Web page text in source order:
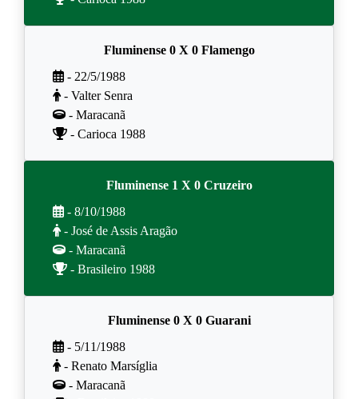
Fluminense 0 X 0 Flamengo
- 22/5/1988
- Valter Senra
- Maracanã
- Carioca 1988
Fluminense 1 X 0 Cruzeiro
- 8/10/1988
- José de Assis Aragão
- Maracanã
- Brasileiro 1988
Fluminense 0 X 0 Guarani
- 5/11/1988
- Renato Marsíglia
- Maracanã